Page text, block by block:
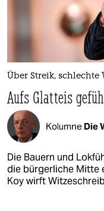
Über Streik, schlechte
Aufs Glatteis
Kolumne Die
Die Bauern und
die bürgerliche Mitte
Koy wirft